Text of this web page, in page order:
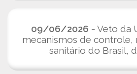
09/06/2026 - Veto da
mecanismos de controle,
sanitário do Brasil,